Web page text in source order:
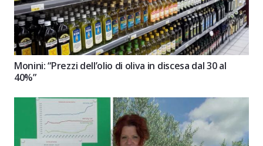
Monini: “Prezzi dell’olio di oliva in discesa dal 30 al
40%”